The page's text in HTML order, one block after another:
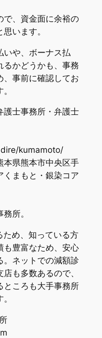
で、資金面に余裕の
います。
いや、ボーナス払
るかどうかも、事務
、事前に確認してお
護士事務所・弁護士
kumamoto/
県熊本市中央区手
まもと・銀染コア
所。
め、知っている方
も豊富なため、安心
。ネットでの減額診
も多数あるので、
ところも大手事務所